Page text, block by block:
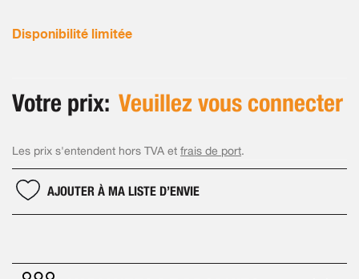
Disponibilité limitée
Votre prix: Veuillez vous connecter
Les prix s'entendent hors TVA et frais de port.
AJOUTER À MA LISTE D’ENVIE